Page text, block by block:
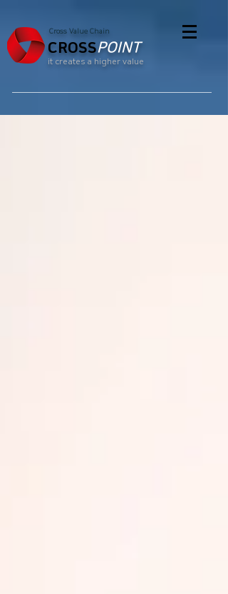
Cross Value Chain
CROSSPOINT
it creates a higher value